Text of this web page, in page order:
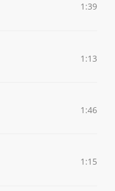
1:39
1:13
1:46
1:15